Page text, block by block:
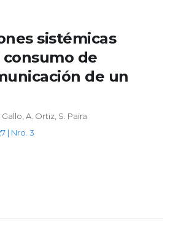
sistémicas
consumo de
de un
A. Ortiz, S. Paira
| Nro. 3